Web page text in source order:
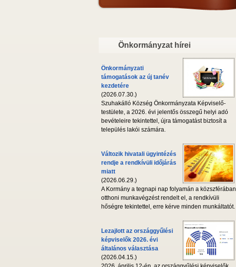
Önkormányzat hírei
Önkormányzati
támogatások az új tanév
kezdetére
(2026.07.30.)
Szuhakálló Község Önkormányzata Képviselő-
testülete, a 2026. évi jelentős összegű helyi adó
bevételeire tekintettel, újra támogatást biztosít a
település lakói számára.
Változik hivatali ügyintézés
rendje a rendkívüli időjárás
miatt
(2026.06.29.)
A Kormány a tegnapi nap folyamán a közszférában
otthoni munkavégzést rendelt el, a rendkívüli
hőségre tekintettel, erre kérve minden munkáltatót.
Lezajlott az országgyűlési
képviselők 2026. évi
általános választása
(2026.04.15.)